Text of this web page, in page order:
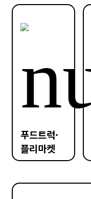
푸드트럭·
플리마켓